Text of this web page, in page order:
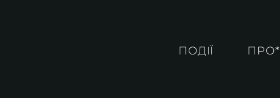
ПОДІЇ ПРО*